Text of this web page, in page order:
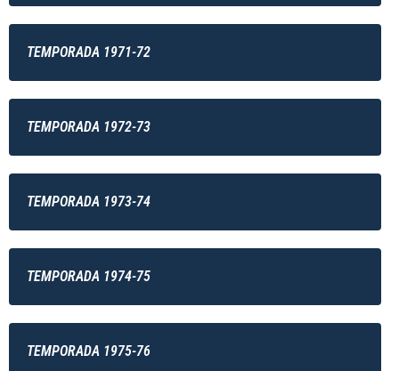
TEMPORADA 1971-72
TEMPORADA 1972-73
TEMPORADA 1973-74
TEMPORADA 1974-75
TEMPORADA 1975-76